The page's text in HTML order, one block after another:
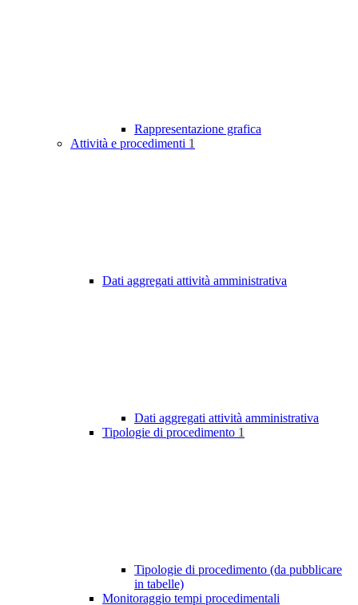
Rappresentazione grafica
Attività e procedimenti 1
Dati aggregati attività amministrativa
Dati aggregati attività amministrativa
Tipologie di procedimento 1
Tipologie di procedimento (da pubblicare
in tabelle)
Monitoraggio tempi procedimentali